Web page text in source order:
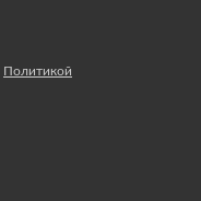
Политикой